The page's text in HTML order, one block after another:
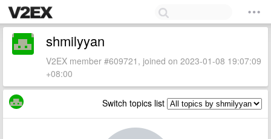
shmilyyan
V2EX member #609721, joined on 2023-01-08 19:07:09
+08:00
Switch topics list